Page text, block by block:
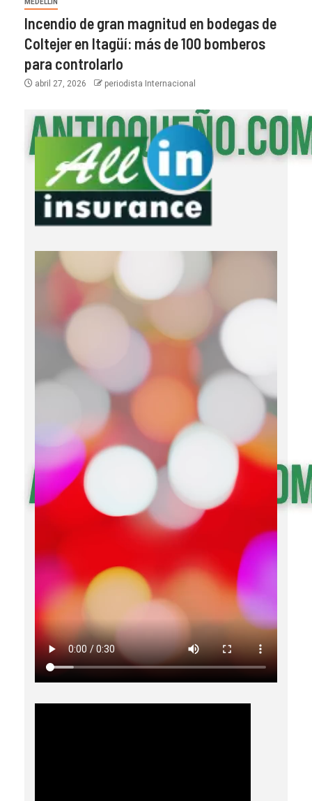
MEDELLÍN
Incendio de gran magnitud en bodegas de
Coltejer en Itagüí: más de 100 bomberos
para controlarlo
abril 27, 2026 periodista Internacional